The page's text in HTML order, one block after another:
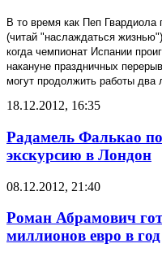
В то время как Пеп
(читай "наслаждаться
когда чемпионат Испании
накануне праздничных
могут продолжить работы два
18.12.2012, 16:35
Радамель Фалькао
экскурсию в Лондон
08.12.2012, 21:40
Роман Абрамович
миллионов евро в год